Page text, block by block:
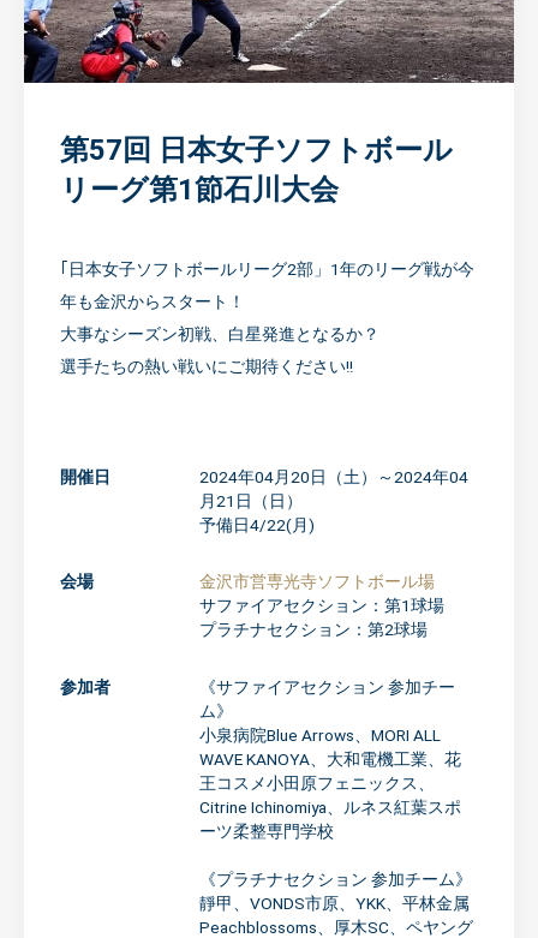
第57回 日本女子ソフトボール
リーグ第1節石川大会
｢日本女子ソフトボールリーグ2部」1年のリーグ戦が今
年も金沢からスタート！
大事なシーズン初戦、白星発進となるか？
選手たちの熱い戦いにご期待ください!!
開催日
2024年04月20日（土）～2024年04
月21日（日）
予備日4/22(月)
会場
金沢市営専光寺ソフトボール場
サファイアセクション：第1球場
プラチナセクション：第2球場
参加者
《サファイアセクション 参加チー
ム》
小泉病院Blue Arrows、MORI ALL
WAVE KANOYA、大和電機工業、花
王コスメ小田原フェニックス、
Citrine Ichinomiya、ルネス紅葉スポ
ーツ柔整専門学校
《プラチナセクション 参加チーム》
靜甲、VONDS市原、YKK、平林金属
Peachblossoms、厚木SC、ペヤング